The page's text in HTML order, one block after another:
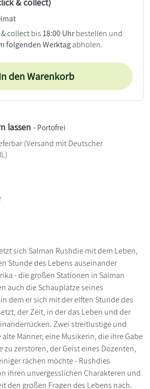
& collect)
collect bis18:00 Uhrbestellen und
folgenden Werktagabholen.
den Warenkorb
lassen - Portofrei
(Versand mit Deutscher
sich Salman Rushdie mit dem Leben,
Stunde des Lebens auseinander
- die großen Stationen in Salman
auch die Schauplätze seines
dem er sich mit der elften Stunde des
der Zeit, in der das Leben und der
Zwei streitlustige und
Männer, eine Musikerin, die ihre Gabe
zu zerstören, der Geist eines Dozenten,
rächen möchte - Rushdies
ihren unvergesslichen Charakteren und
den großen Fragen des Lebens nach.